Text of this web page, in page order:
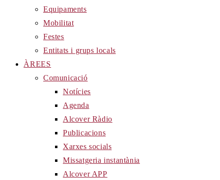
Equipaments
Mobilitat
Festes
Entitats i grups locals
ÀREES
Comunicació
Notícies
Agenda
Alcover Ràdio
Publicacions
Xarxes socials
Missatgeria instantània
Alcover APP